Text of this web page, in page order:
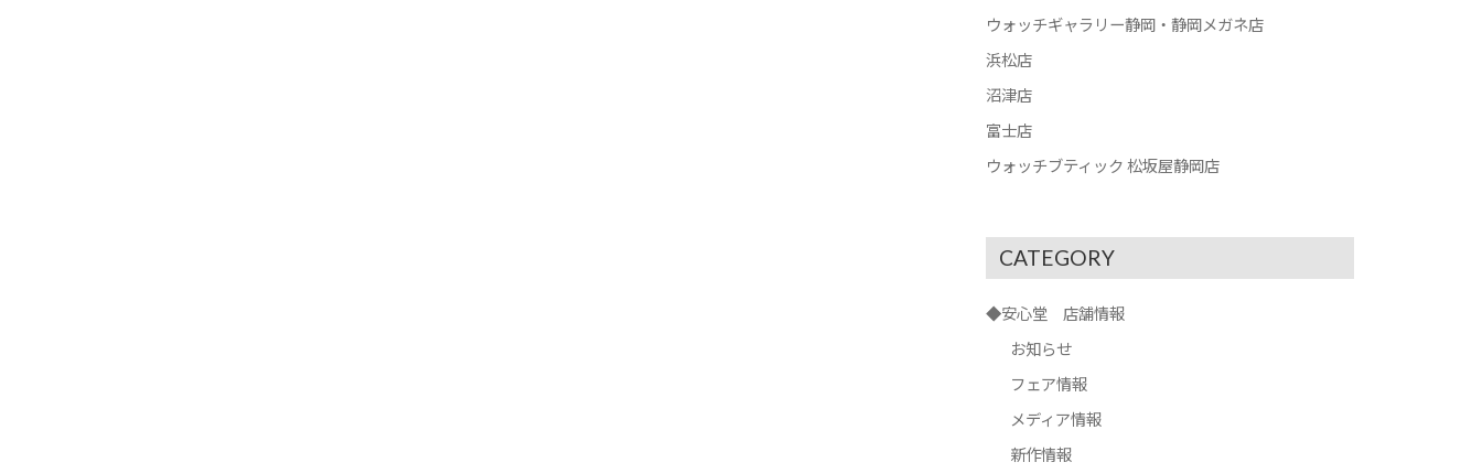
ウォッチギャラリー静岡・静岡メガネ店
浜松店
沼津店
富士店
ウォッチブティック 松坂屋静岡店
CATEGORY
◆安心堂 店舗情報
お知らせ
フェア情報
メディア情報
新作情報